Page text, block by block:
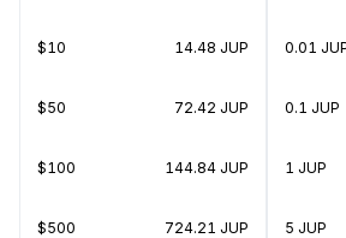
$10 14.48 JUP
$50 72.42 JUP
$100 144.84 JUP
$500 724.21 JUP
0.01
0.1 JUP
1 JUP
5 JUP